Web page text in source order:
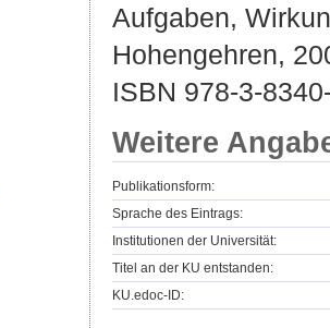
Aufgaben,
Hohengehren,
ISBN 978-3-
Weitere
Publikationsform:
Sprache des Eintrags:
Institutionen der Universität:
Titel an der KU entstanden:
KU.edoc-ID: